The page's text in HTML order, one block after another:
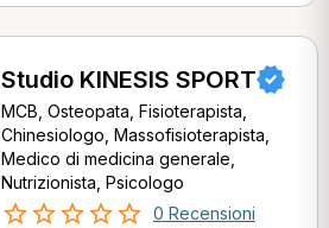
Studio KINESIS SPORT
MCB, Osteopata, Fisioterapista,
Chinesiologo, Massofisioterapista,
Medico di medicina generale,
Nutrizionista, Psicologo
0 Recensioni